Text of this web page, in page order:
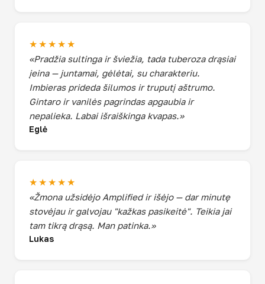
★★★★★
«Pradžia sultinga ir šviežia, tada tuberoza drąsiai
įeina — juntamai, gėlėtai, su charakteriu.
Imbieras prideda šilumos ir truputį aštrumo.
Gintaro ir vanilės pagrindas apgaubia ir
nepalieka. Labai išraiškinga kvapas.»
Eglė
★★★★★
«Žmona užsidėjo Amplified ir išėjo — dar minutę
stovėjau ir galvojau "kažkas pasikeitė". Teikia jai
tam tikrą drąsą. Man patinka.»
Lukas